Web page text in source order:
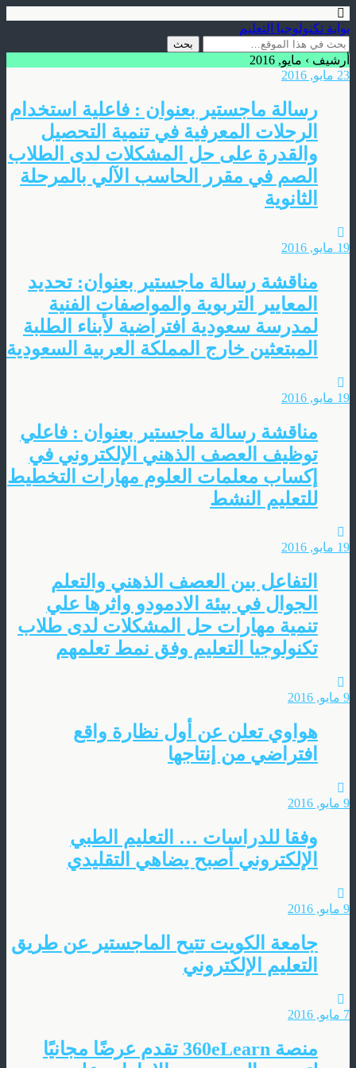
بوابة تكنولوجيا التعليم
أرشيف › مايو, 2016
23 مايو, 2016
رسالة ماجستير بعنوان : فاعلية استخدام
الرحلات المعرفية في تنمية التحصيل
والقدرة على حل المشكلات لدى الطلاب
الصم في مقرر الحاسب الآلي بالمرحلة
الثانوية
19 مايو, 2016
مناقشة رسالة ماجستير بعنوان: تحديد
المعايير التربوية والمواصفات الفنية
لمدرسة سعودية افتراضية لأبناء الطلبة
المبتعثين خارج المملكة العربية السعودية
19 مايو, 2016
مناقشة رسالة ماجستير بعنوان : فاعلي
توظيف العصف الذهني الإلكتروني في
إكساب معلمات العلوم مهارات التخطيط
للتعليم النشط
19 مايو, 2016
التفاعل بين العصف الذهني والتعلم
الجوال في بيئة الادمودو واثرها علي
تنمية مهارات حل المشكلات لدى طلاب
تكنولوجيا التعليم وفق نمط تعلمهم
9 مايو, 2016
هواوي تعلن عن أول نظارة واقع
افتراضي من إنتاجها
9 مايو, 2016
وفقا للدراسات … التعليم الطبي
الإلكتروني أصبح يضاهي التقليدي
9 مايو, 2016
جامعة الكويت تتيح الماجستير عن طريق
التعليم الإلكتروني
7 مايو, 2016
منصة 360eLearn تقدم عرضًا مجانيًا